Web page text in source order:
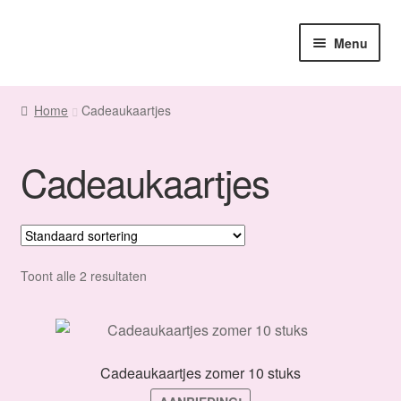
navigatie
inhoud
Menu
Home
Maatwerk
Winkel
Fanmail
Contact
Home Cadeaukaartjes
Cadeaukaartjes
Toont alle 2 resultaten
Cadeaukaartjes zomer 10 stuks